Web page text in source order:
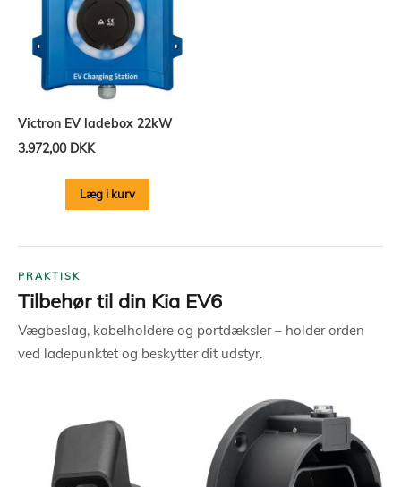
Victron EV ladebox 22kW
3.972,00 DKK
Læg i kurv
PRAKTISK
Tilbehør til din Kia EV6
Vægbeslag, kabelholdere og portdæksler – holder orden
ved ladepunktet og beskytter dit udstyr.